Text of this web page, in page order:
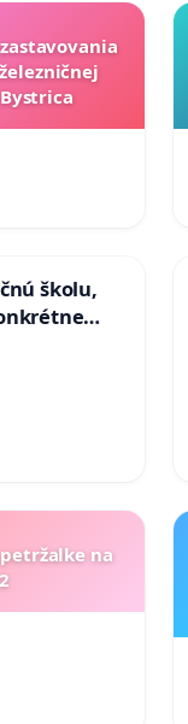
školu,
situácie v
na